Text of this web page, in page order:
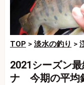
TOP > 淡水の釣り >
2021シーズン
ナ 今期の平均